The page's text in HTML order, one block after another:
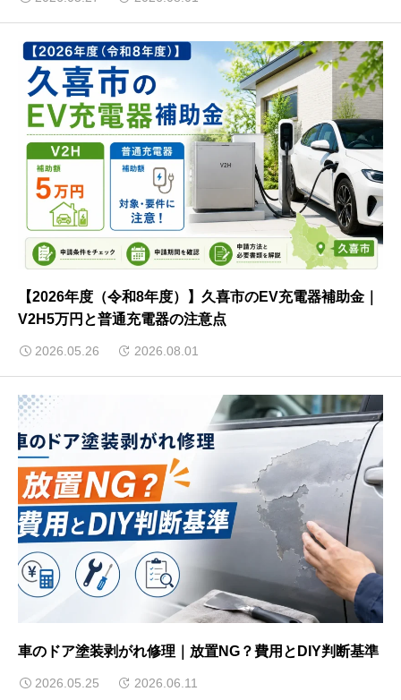
【2026年度（令和8年度）】久喜市のEV充電器補助金｜
V2H5万円と普通充電器の注意点
2026.05.26 2026.08.01
車のドア塗装剥がれ修理｜放置NG？費用とDIY判断基準
2026.05.25 2026.06.11